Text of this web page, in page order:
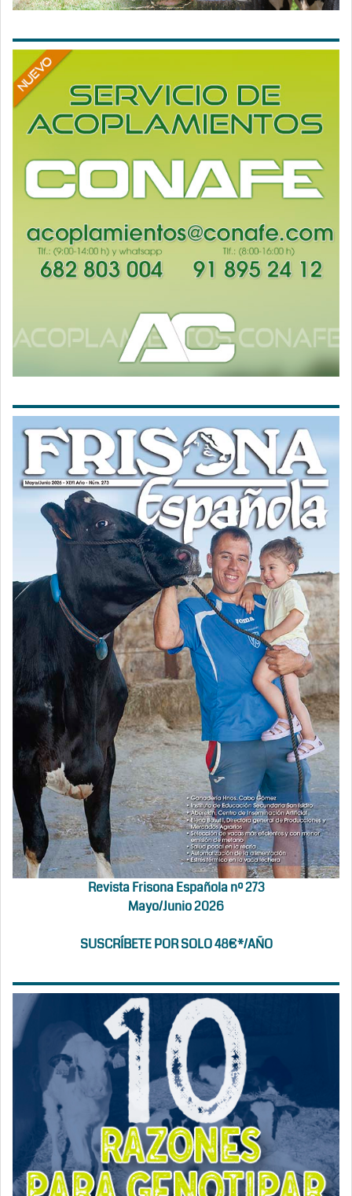
Revista Frisona Española nº 273
Mayo/Junio 2026
SUSCRÍBETE POR SOLO 48€*/AÑO